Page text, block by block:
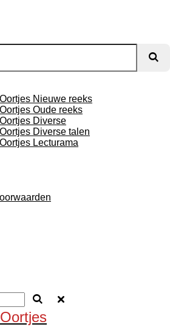
Nieuwe reeks
Oude reeks
Diverse
Diverse talen
Lecturama